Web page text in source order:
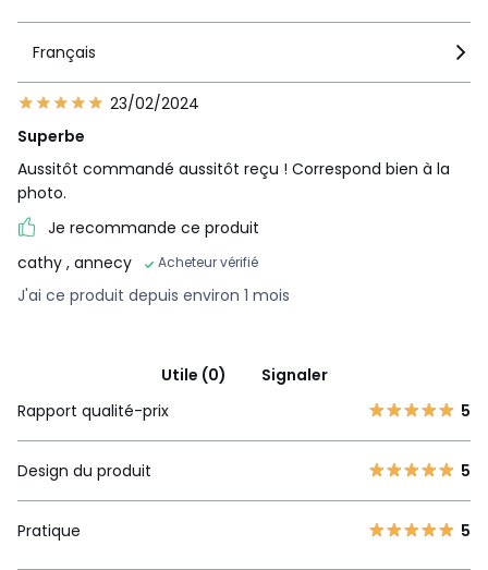
Français
23/02/2024
Superbe
Aussitôt commandé aussitôt reçu ! Correspond bien à la
photo.
Je recommande ce produit
cathy , annecy Acheteur vérifié
J'ai ce produit depuis environ 1 mois
Utile (0)
Signaler
Rapport qualité-prix
5
Design du produit 5
Pratique 5